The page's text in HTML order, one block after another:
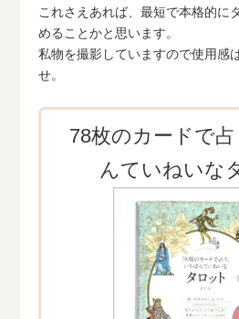
これさえあれば、最短で本格的に
めることかと思います。
私物を撮影していますので使用感
せ。
78枚のカードで
んていねいな